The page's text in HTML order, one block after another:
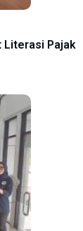
Literasi Pajak